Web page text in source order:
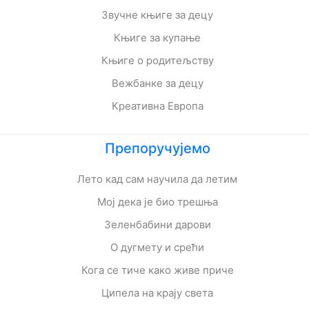
Звучне књиге за децу
Књиге за купање
Књиге о родитељству
Вежбанке за децу
Креативна Европа
Препоручујемо
Лето кад сам научила да летим
Мој дека је био трешња
Зеленбабини дарови
О дугмету и срећи
Кога се тиче како живе приче
Ципела на крају света